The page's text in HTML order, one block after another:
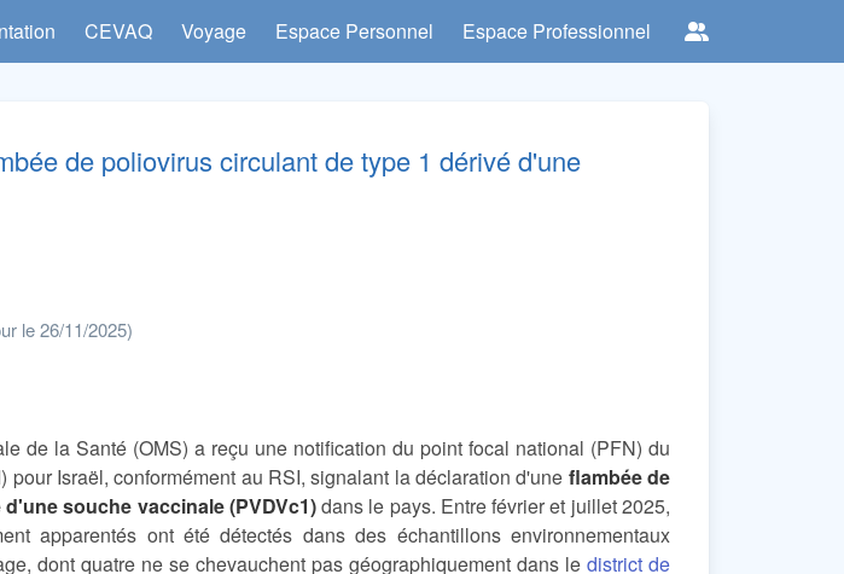
CEVAQ Voyage Espace Personnel Espace Professionnel
de poliovirus circulant de type 1 dérivé d'une
le 26/11/2025)
de la Santé (OMS) a reçu une notification du point focal national (PFN) du
Israël, conformément au RSI, signalant la déclaration d'une flambée de
souche vaccinale (PVDVc1)dans le pays. Entre février et juillet 2025,
apparentés ont été détectés dans des échantillons environnementaux
dont quatre ne se chevauchent pas géographiquement dans le district de